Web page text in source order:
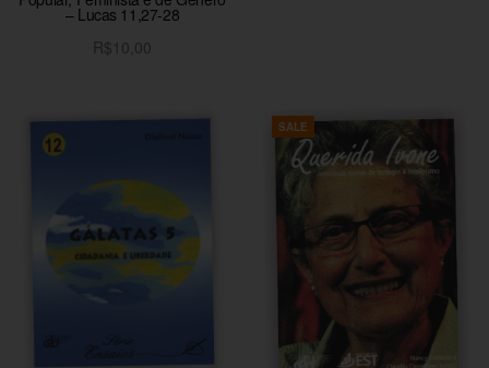
– Lucas 11,27-28
R$ 10,00
SALE